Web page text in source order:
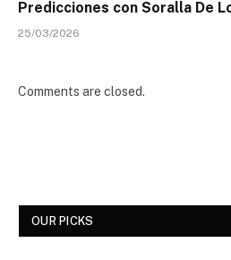
Predicciones con Soralla De
25/03/2026
Comments are closed.
OUR PICKS